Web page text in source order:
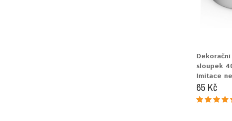
sloupek
Imitace
65 Kč